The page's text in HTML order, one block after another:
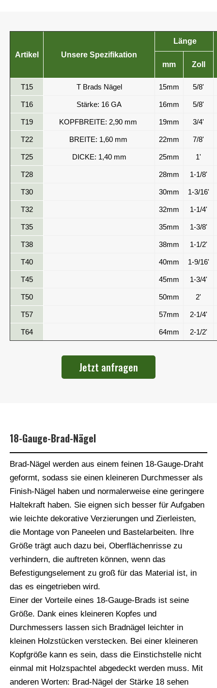
Artikel Unsere Spezifikation
Länge
mm Zoll
T15 T Brads Nägel 15mm 5/8'
T16 Stärke: 16 GA 16mm 5/8'
T19 KOPFBREITE: 2,90 mm 19mm 3/4'
T22 BREITE: 1,60 mm 22mm 7/8'
T25 DICKE: 1,40 mm 25mm 1'
T28 28mm 1-1/8'
T30 30mm 1-3/16'
T32 32mm 1-1/4'
T35 35mm 1-3/8'
T38 38mm 1-1/2'
T40 40mm 1-9/16'
T45 45mm 1-3/4'
T50 50mm 2'
T57 57mm 2-1/4'
T64 64mm 2-1/2'
Jetzt anfragen
18-Gauge-Brad-Nägel
Brad-Nägel werden aus einem feinen 18-Gauge-Draht
geformt, sodass sie einen kleineren Durchmesser als
Finish-Nägel haben und normalerweise eine geringere
Haltekraft haben. Sie eignen sich besser für Aufgaben
wie leichte dekorative Verzierungen und Zierleisten,
die Montage von Paneelen und Bastelarbeiten. Ihre
Größe trägt auch dazu bei, Oberflächenrisse zu
verhindern, die auftreten können, wenn das
Befestigungselement zu groß für das Material ist, in
das es eingetrieben wird.
Einer der Vorteile eines 18-Gauge-Brads ist seine
Größe. Dank eines kleineren Kopfes und
Durchmessers lassen sich Bradnägel leichter in
kleinen Holzstücken verstecken. Bei einer kleineren
Kopfgröße kann es sein, dass die Einstichstelle nicht
einmal mit Holzspachtel abgedeckt werden muss. Mit
anderen Worten: Brad-Nägel der Stärke 18 sehen